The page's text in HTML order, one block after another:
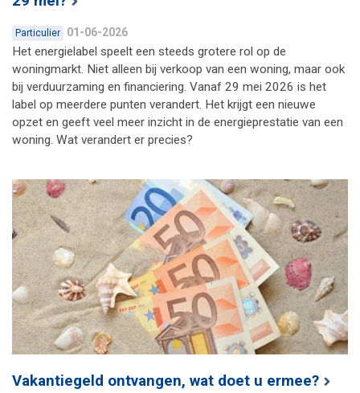
Particulier 01-06-2026
Het energielabel speelt een steeds grotere rol op de
woningmarkt. Niet alleen bij verkoop van een woning, maar ook
bij verduurzaming en financiering. Vanaf 29 mei 2026 is het
label op meerdere punten verandert. Het krijgt een nieuwe
opzet en geeft veel meer inzicht in de energieprestatie van een
woning. Wat verandert er precies?
Vakantiegeld ontvangen, wat doet u ermee?